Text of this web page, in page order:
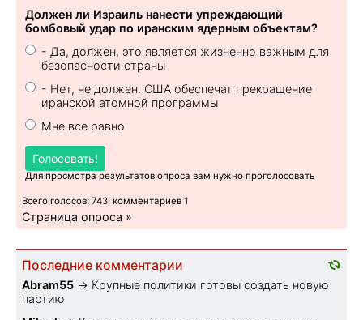
Должен ли Израиль нанести упреждающий
бомбовый удар по иранским ядерным объектам?
- Да, должен, это является жизненно важным для
безопасности страны
- Нет, не должен. США обеспечат прекращение
иранской атомной программы
Мне все равно
Голосовать!
Для просмотра результатов опроса вам нужно проголосовать
Всего голосов: 743, комментариев 1
Страница опроса »
Последние комментарии
Abram55 → Крупные политики готовы создать новую
партию